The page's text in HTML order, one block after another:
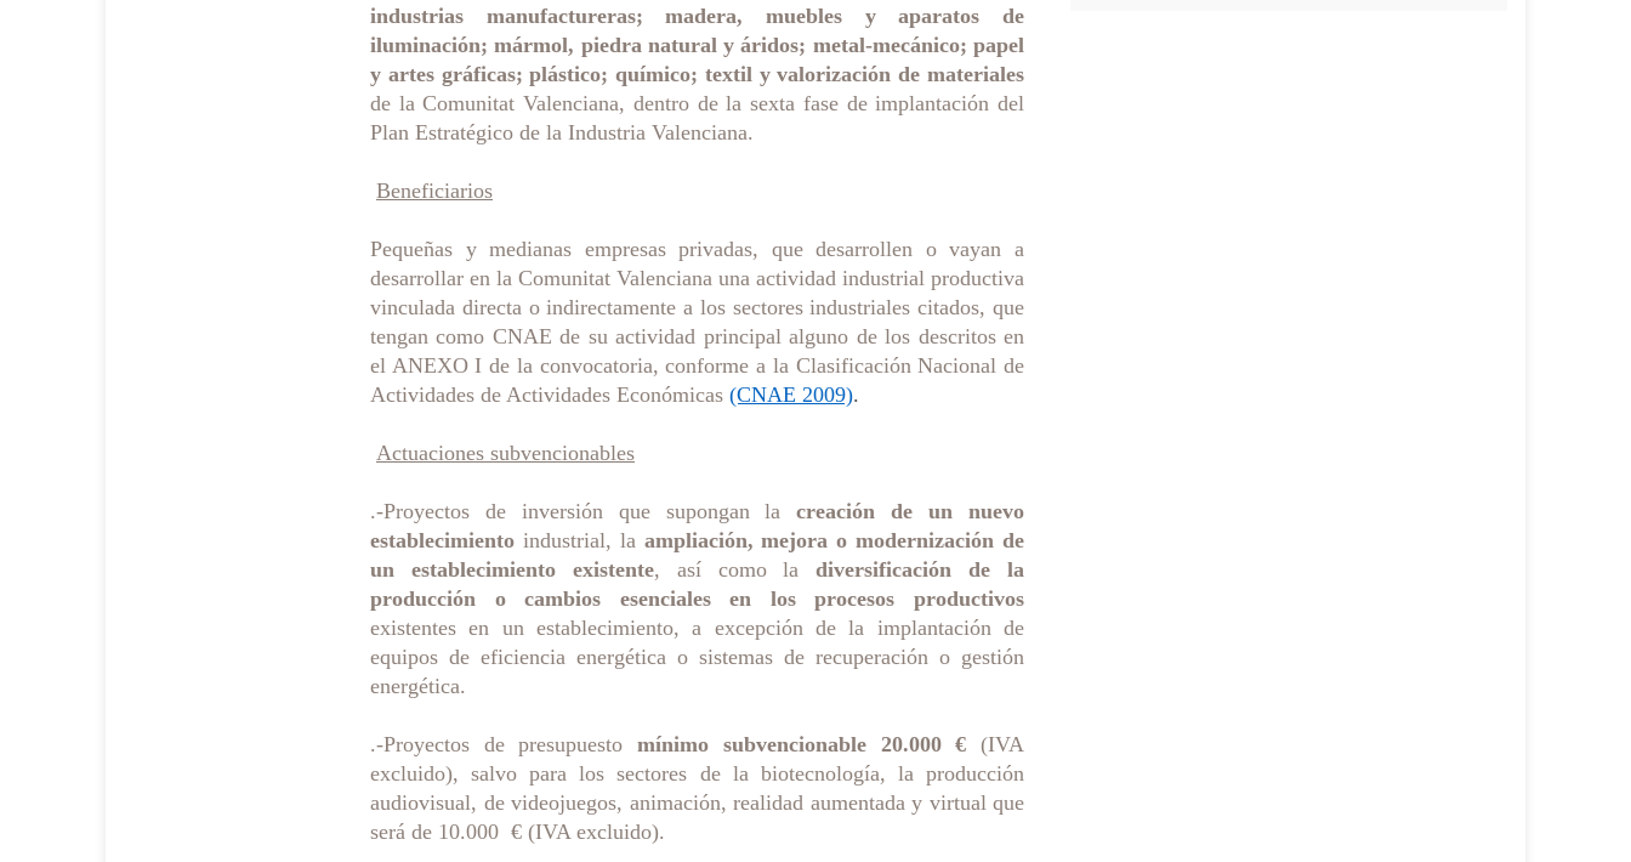
industrias manufactureras; madera, muebles y aparatos de
iluminación; mármol, piedra natural y áridos; metal-mecánico; papel
y artes gráficas; plástico; químico; textil y valorización de materiales
de la Comunitat Valenciana, dentro de la sexta fase de implantación del
Plan Estratégico de la Industria Valenciana.
Beneficiarios
Pequeñas y medianas empresas privadas, que desarrollen o vayan a
desarrollar en la Comunitat Valenciana una actividad industrial productiva
vinculada directa o indirectamente a los sectores industriales citados, que
tengan como CNAE de su actividad principal alguno de los descritos en
el ANEXO I de la convocatoria, conforme a la Clasificación Nacional de
Actividades de Actividades Económicas (CNAE 2009).
Actuaciones subvencionables
.-Proyectos de inversión que supongan lacreación de un nuevo
establecimiento industrial, la ampliación, mejora o modernización de
un establecimiento existente, así como ladiversificación de la
producción o cambios esenciales en los procesos productivos
existentes en un establecimiento, a excepción de la implantación de
equipos de eficiencia energética o sistemas de recuperación o gestión
energética.
.-Proyectos de presupuestomínimo subvencionable 20.000 € (IVA
excluido), salvo para los sectores de la biotecnología, la producción
audiovisual, de videojuegos, animación, realidad aumentada y virtual que
será de 10.000 € (IVA excluido).